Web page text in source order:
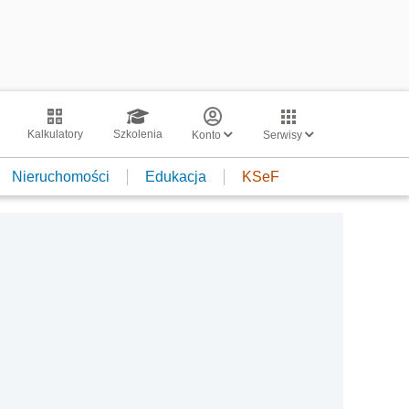
Kalkulatory Szkolenia Konto Serwisy
Nieruchomości Edukacja KSeF